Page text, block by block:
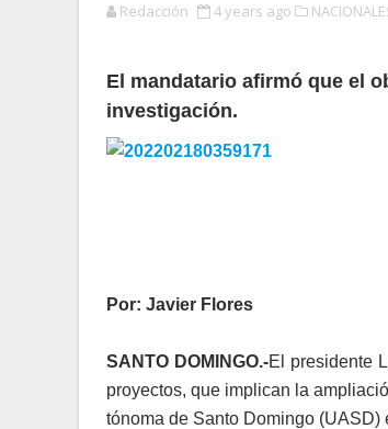
Redacción 4 years ago
El mandatario afirmó que el
investigación.
Por: Javier Flores
SANTO DOMINGO.-El presidente
proyectos, que implican la
tónoma de Santo Domin­go